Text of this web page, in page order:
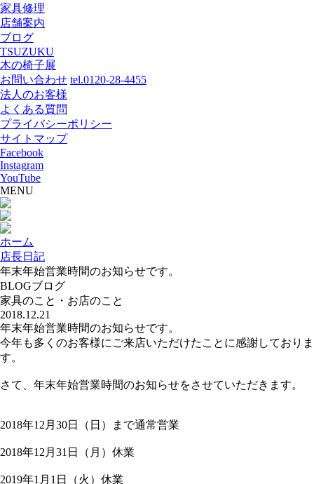
家具修理
店舗案内
ブログ
TSUZUKU
木の椅子展
お問い合わせ tel.0120-28-4455
法人のお客様
よくある質問
プライバシーポリシー
サイトマップ
Facebook
Instagram
YouTube
MENU
ホーム
店長日記
年末年始営業時間のお知らせです。
BLOGブログ
家具のこと・お店のこと
2018.12.21
年末年始営業時間のお知らせです。
今年も多くのお客様にご来店いただけたことに感謝してお りま
す。
さて、年末年始営業時間のお知らせをさせていただきます。
2018年12月30日（日）まで通常営業
2018年12月31日（月）休業
2019年1月1日（火）休業